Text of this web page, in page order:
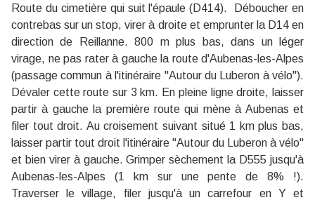
Route du cimetière qui suit l'épaule (D414). Déboucher en
contrebas sur un stop, virer à droite et emprunter la D14 en
direction de Reillanne. 800 m plus bas, dans un léger
virage, ne pas rater à gauche la route d'Aubenas-les-Alpes
(passage commun à l'itinéraire ''Autour du Luberon à vélo'').
Dévaler cette route sur 3 km. En pleine ligne droite, laisser
partir à gauche la première route qui mène à Aubenas et
filer tout droit. Au croisement suivant situé 1 km plus bas,
laisser partir tout droit l'itinéraire ''Autour du Luberon à vélo''
et bien virer à gauche. Grimper sèchement la D555 jusqu'à
Aubenas-les-Alpes (1 km sur une pente de 8% !).
Traverser le village, filer jusqu'à un carrefour en Y et